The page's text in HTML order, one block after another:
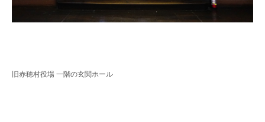
旧赤穂村役場 一階の玄関ホール